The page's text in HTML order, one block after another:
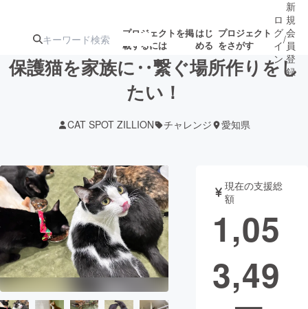
プロジェクトを掲
載するには
はじ
める
プロジェクト
をさがす
ターン
ジェクト
募集終了が近いプ
ロジェクト
されます
アート・写真 音楽
テクノロジー・ガジェット ゲーム・サ
映像・映画
ビジネス・起業
ロ
グ
イ
ン
/
新
規
会
員
登
録
保護猫を家族に‥繋ぐ場所作りをし
たい！
CAT SPOT ZILLION チャレンジ 愛知県
現在の支援総
額
1,05
3,49